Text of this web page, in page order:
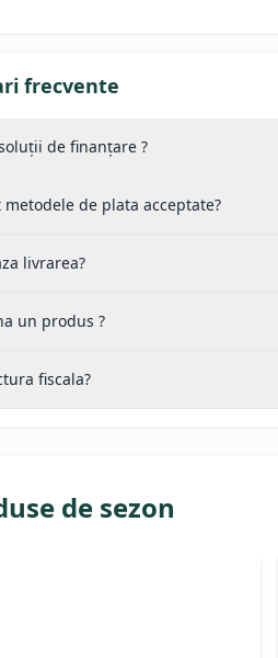
frecvente
de finanțare ?
metodele de plata acceptate?
livrarea?
un produs ?
fiscala?
de sezon